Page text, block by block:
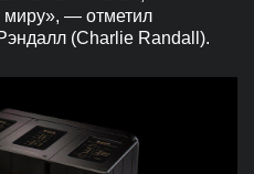
миру», — отметил
(Charlie Randall).